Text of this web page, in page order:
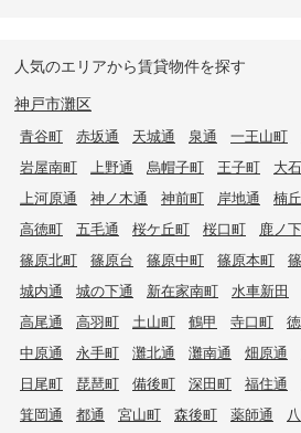
人気のエリアから賃貸物件を探す
神戸市灘区
青谷町 赤坂通 天城通 泉通 一王山町
岩屋南町
上野通 烏帽子町 王子町 大
上河原通
神ノ木通 神前町 岸地通 楠
高徳町
五毛通 桜ケ丘町 桜口町 鹿ノ
篠原北町
篠原台 篠原中町 篠原本町
城内通
城の下通 新在家南町 水車新田
高尾通
高羽町 土山町 鶴甲 寺口町
中原通
永手町 灘北通 灘南通 畑原通
日尾町
琵琶町 備後町 深田町 福住通
箕岡通
都通 宮山町 森後町 薬師通